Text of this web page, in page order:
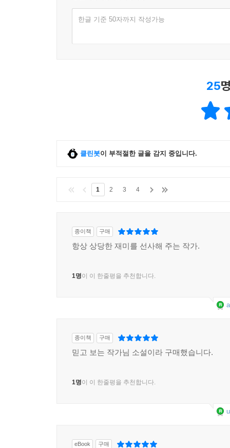
한글 기준 50자까지 작성가능
25
클린봇이 부적절한 글을 감지 중입니다.
1 2 3 4
종이책 구매
항상 상당한 재미를 선사해 주는 작가.
1명이 이 한줄평을 추천합니다.
종이책 구매
믿고 보는 작가님 소설이라 구매했습니다.
1명이 이 한줄평을 추천합니다.
eBook 구매